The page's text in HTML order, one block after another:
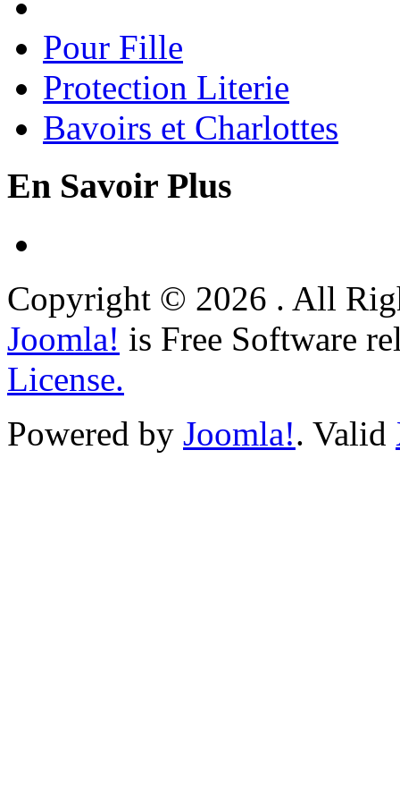
Pour Fille
Protection Literie
Bavoirs et Charlottes
En Savoir Plus
Copyright © 2026 . All
Joomla! is Free Software
License.
Powered by Joomla!. Valid